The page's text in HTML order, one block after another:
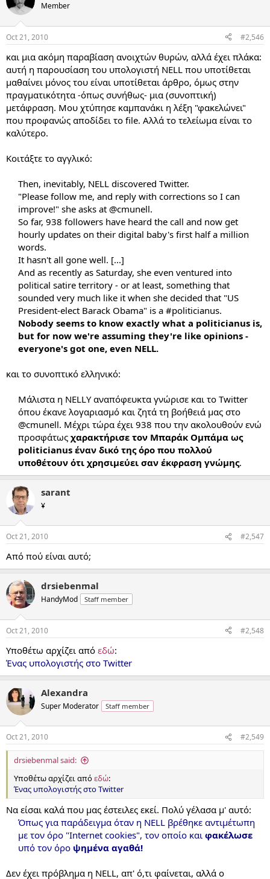
Member
Oct 21, 2010 #2,546
και μια ακόμη παραβίαση ανοιχτών θυρών, αλλά έχει πλάκα:
αυτή η παρουσίαση του υπολογιστή NELL που υποτίθεται
μαθαίνει μόνος του είναι υποτίθεται άρθρο, όμως στην
πραγματικότητα -όπως συνήθως- μια (συνοπτική)
μετάφραση. Μου χτύπησε καμπανάκι η λέξη "φακελώνει"
που προφανώς αποδίδει το file. Αλλά το τελείωμα είναι το
καλύτερο.
Κοιτάξτε το αγγλικό:
Then, inevitably, NELL discovered Twitter.
"Please follow me, and reply with corrections so I can
improve!" she asks at @cmunell.
So far, 938 followers have heard the call and now get
hourly updates on their digital baby's first half a million
words.
It hasn't all gone well. [...]
And as recently as Saturday, she even ventured into
political satire territory - or at least, something that
sounded very much like it when she decided that "US
President-elect Barack Obama" is a #politicianus.
Nobody seems to know exactly what a politicianus is,
but for now we're assuming they're like opinions -
everyone's got one, even NELL.
και το συνοπτικό ελληνικό:
Μάλιστα η NELLY αναπόφευκτα γνώρισε και το Twitter
όπου έκανε λογαριασμό και ζητά τη βοήθειά μας στο
@cmunell. Μέχρι τώρα έχει 938 που την ακολουθούν ενώ
προσφάτως χαρακτήρισε τον Μπαράκ Ομπάμα ως
politicianus έναν δικό της όρο που πολλού
υποθέτουν ότι χρησιμεύει σαν έκφραση γνώμης.​
sarant
¥
Oct 21, 2010 #2,547
Από πού είναι αυτό;
drsiebenmal
HandyMod Staff member
Oct 21, 2010 #2,548
Υποθέτω αρχίζει από εδώ:
Ένας υπολογιστής στο Twitter
Alexandra
Super Moderator Staff member
Oct 21, 2010 #2,549
drsiebenmal said:
Υποθέτω αρχίζει απόεδώ:
Ένας υπολογιστής στο Twitter
Να είσαι καλά που μας έστειλες εκεί. Πολύ γέλασα μ' αυτό:
Όπως για παράδειγμα όταν η NELL βρέθηκε αντιμέτωπη
με τον όρο "Internet cookies", τον οποίο και φακέλωσε
υπό τον όρο ψημένα αγαθά!
Δεν έχει πρόβλημα η NELL, απ' ό,τι φαίνεται, αλλά ο